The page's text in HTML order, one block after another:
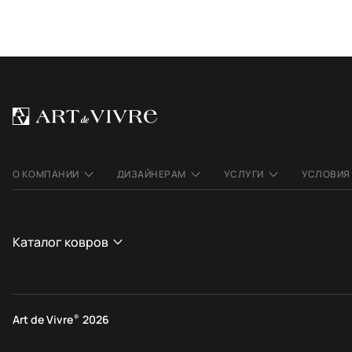
О КОМПАНИИ ДИЗАЙНЕРАМ УСЛУГИ УСЛОВИЯ
Каталог ковров
Art de Vivre® 2026